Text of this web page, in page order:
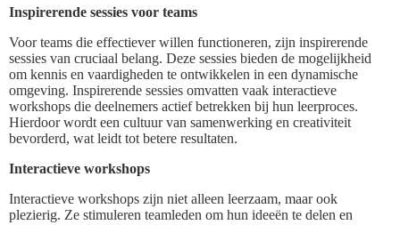
Inspirerende sessies voor teams
Voor teams die effectiever willen functioneren, zijn inspirerende
sessies van cruciaal belang. Deze sessies bieden de mogelijkheid
om kennis en vaardigheden te ontwikkelen in een dynamische
omgeving. Inspirerende sessies omvatten vaak interactieve
workshops die deelnemers actief betrekken bij hun leerproces.
Hierdoor wordt een cultuur van samenwerking en creativiteit
bevorderd, wat leidt tot betere resultaten.
Interactieve workshops
Interactieve workshops zijn niet alleen leerzaam, maar ook
plezierig. Ze stimuleren teamleden om hun ideeën te delen en